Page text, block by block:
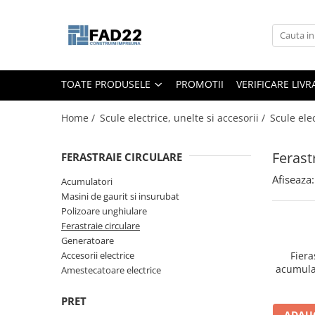
Toate Produsele
Vata minerala
Accesorii termosistem
Materiale prafoase
TOATE PRODUSELE PROMOTII VERIFICARE
Home / Scule electrice, unelte si accesorii / Scule
FERASTRAIE CIRCULARE
Acumulatori
Masini de gaurit si insurubat
Polizoare unghiulare
Ferastraie circulare
Generatoare
Accesorii electrice
Amestecatoare electrice
PRET
Afiseaza: